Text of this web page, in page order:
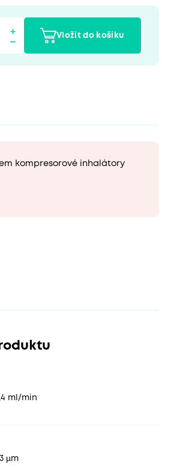
Vložit do košíku
kompresorové inhalátory
ml/min
µm